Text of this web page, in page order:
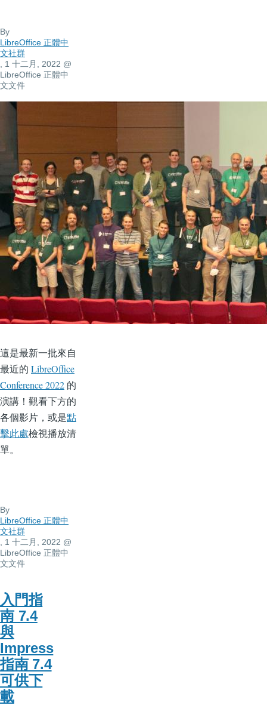
By
LibreOffice 正體中
文社群
, 1 十二月, 2022 @
LibreOffice 正體中
文文件
這是最新一批來自
最近的 LibreOffice
Conference 2022 的
演講！觀看下方的
各個影片，或是點
擊此處檢視播放清
單。
By
LibreOffice 正體中
文社群
, 1 十二月, 2022 @
LibreOffice 正體中
文文件
入門指
南 7.4
與
Impress
指南 7.4
可供下
載